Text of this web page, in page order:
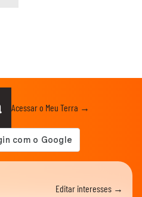
Acessar o Meu Terra →
Editar interesses →